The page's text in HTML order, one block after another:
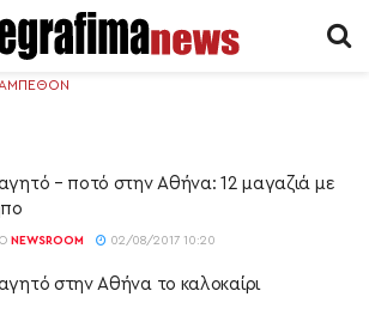
– ποτό στην Αθήνα: 12 μαγαζιά με
NEWSROOM 02/08/2017 10:20
στην Αθήνα το καλοκαίρι